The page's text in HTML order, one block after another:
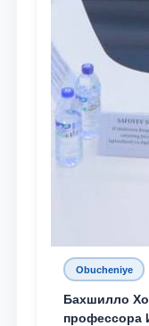
Obucheniye
Бахшилло
профессора